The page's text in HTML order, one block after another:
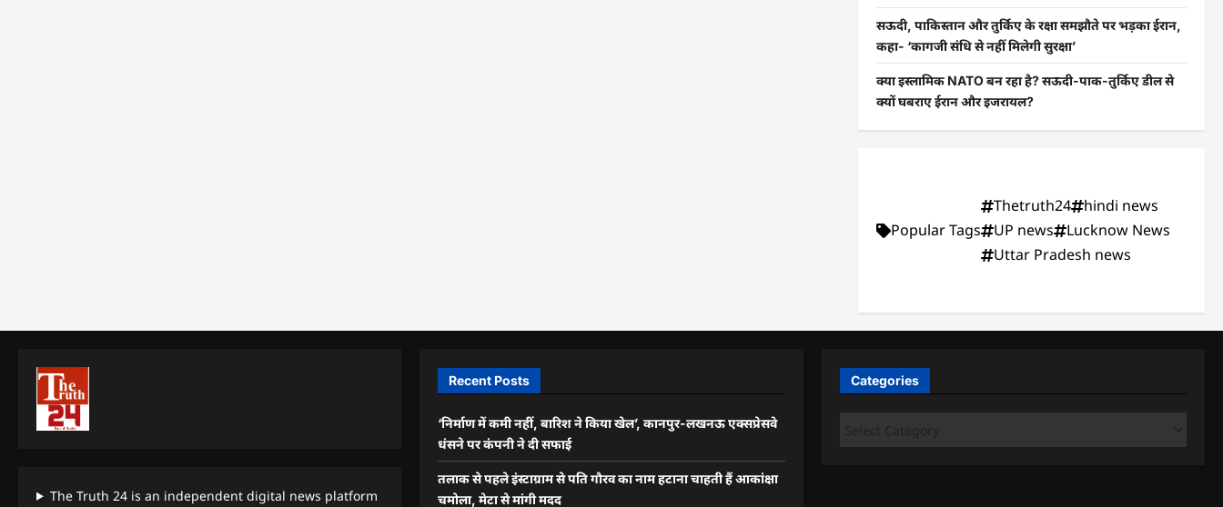
सऊदी, पाकिस्तान और तुर्किए के रक्षा समझौते पर भड़का ईरान,
कहा- ‘कागजी संधि से नहीं मिलेगी सुरक्षा’
क्या इस्लामिक NATO बन रहा है? सऊदी-पाक-तुर्किए डील से
क्यों घबराए ईरान और इजरायल?
Popular Tags
Thetruth24
hindi news
UP news
Lucknow News
Uttar Pradesh news
The Truth 24 is an independent digital news platform
Recent Posts
‘निर्माण में कमी नहीं, बारिश ने किया खेल’, कानपुर-लखनऊ एक्सप्रेसवे
धंसने पर कंपनी ने दी सफाई
तलाक से पहले इंस्टाग्राम से पति गौरव का नाम हटाना चाहती हैं आकांक्षा
चमोला, मेटा से मांगी मदद
Categories